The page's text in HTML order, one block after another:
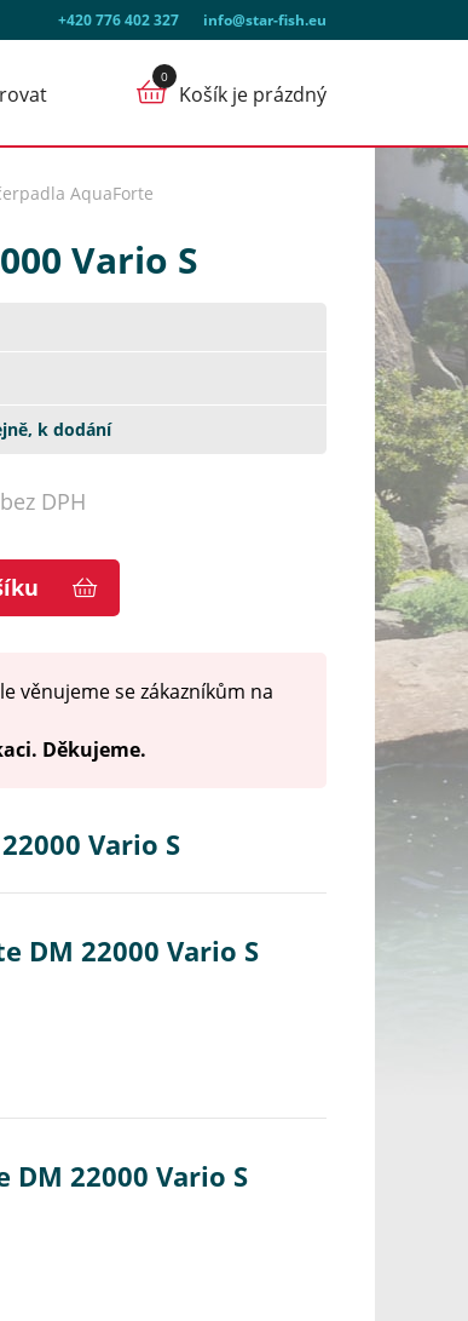
+420 776 402 327 info@star-fish.eu
Košík je prázdný
AquaForte
Vario S
k dodání
DPH
věnujeme se zákazníkům na
Děkujeme.
Vario S
DM 22000 Vario S
22000 Vario S